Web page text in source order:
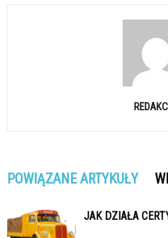
POWIĄZANE ARTYKUŁY
JAK DZIAŁA